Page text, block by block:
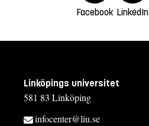
Facebook LinkedIn
Linköpings universitet
581 83 Linköping
infocenter@liu.se